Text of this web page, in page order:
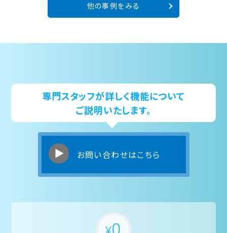
他の事例をみる
専門スタッフが詳しく機能について
ご説明いたします。
お問い合わせはこちら